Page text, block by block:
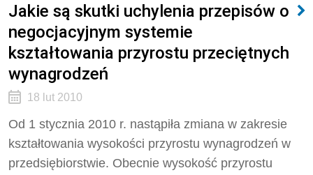
Jakie są skutki uchylenia przepisów o
negocjacyjnym systemie
kształtowania przyrostu przeciętnych
wynagrodzeń
18 lut 2010
Od 1 stycznia 2010 r. nastąpiła zmiana w zakresie
kształtowania wysokości przyrostu wynagrodzeń w
przedsiębiorstwie. Obecnie wysokość przyrostu